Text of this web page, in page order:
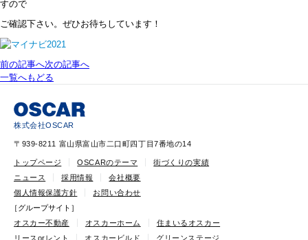
すので
ご確認下さい。ぜひお待ちしています！
前の記事へ次の記事へ
一覧へもどる
株式会社OSCAR
〒939-8211 富山県富山市二口町四丁目7番地の14
トップページ OSCARのテーマ
街づくりの実績
ニュース
採用情報
会社概要
個人情報保護方針
お問い合わせ
［グループサイト］
オスカー不動産
オスカーホーム
住まいるオスカー
リースorレント
オスカービルド グリーンステージ